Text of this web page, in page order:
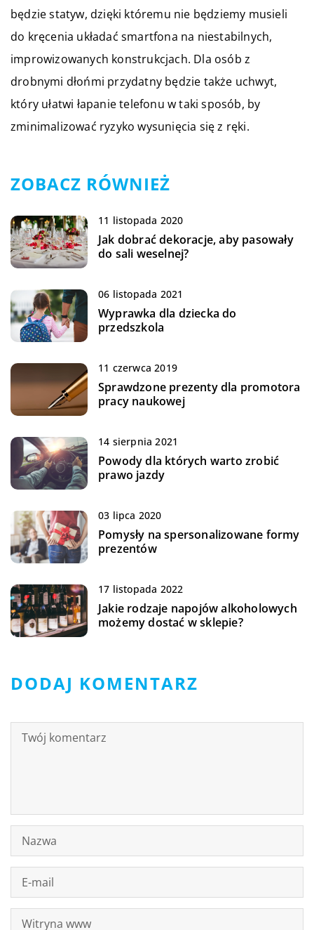
będzie statyw, dzięki któremu nie będziemy musieli
do kręcenia układać smartfona na niestabilnych,
improwizowanych konstrukcjach. Dla osób z
drobnymi dłońmi przydatny będzie także uchwyt,
który ułatwi łapanie telefonu w taki sposób, by
zminimalizować ryzyko wysunięcia się z ręki.
ZOBACZ RÓWNIEŻ
11 listopada 2020
Jak dobrać dekoracje, aby pasowały
do sali weselnej?
06 listopada 2021
Wyprawka dla dziecka do
przedszkola
11 czerwca 2019
Sprawdzone prezenty dla promotora
pracy naukowej
14 sierpnia 2021
Powody dla których warto zrobić
prawo jazdy
03 lipca 2020
Pomysły na spersonalizowane formy
prezentów
17 listopada 2022
Jakie rodzaje napojów alkoholowych
możemy dostać w sklepie?
DODAJ KOMENTARZ